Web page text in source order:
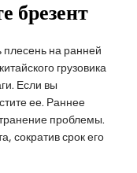
брезент
на ранней
грузовика
Если вы
ее. Раннее
проблемы.
сократив срок его